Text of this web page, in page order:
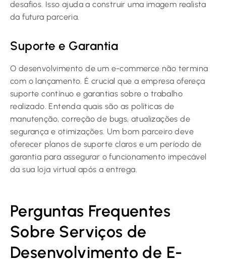
desafios. Isso ajuda a construir uma imagem realista
da futura parceria.
Suporte e Garantia
O desenvolvimento de um e-commerce não termina
com o lançamento. É crucial que a empresa ofereça
suporte contínuo e garantias sobre o trabalho
realizado. Entenda quais são as políticas de
manutenção, correção de bugs, atualizações de
segurança e otimizações. Um bom parceiro deve
oferecer planos de suporte claros e um período de
garantia para assegurar o funcionamento impecável
da sua loja virtual após a entrega.
Perguntas Frequentes
Sobre Serviços de
Desenvolvimento de E-